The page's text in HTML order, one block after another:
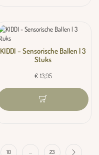
KIDDI – Sensorische Ballen | 3
Stuks
€ 13,95
10 … 23